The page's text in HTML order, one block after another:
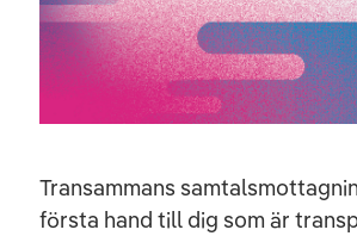
Transammans
första hand till dig som är